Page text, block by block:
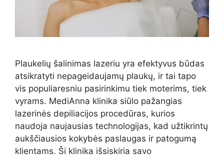
Plaukelių šalinimas lazeriu yra efektyvus būdas
atsikratyti nepageidaujamų plaukų, ir tai tapo
vis populiaresniu pasirinkimu tiek moterims, tiek
vyrams. MediAnna klinika siūlo pažangias
lazerinės depiliacijos procedūras, kurios
naudoja naujausias technologijas, kad užtikrintų
aukščiausios kokybės paslaugas ir patogumą
klientams. Ši klinika išsiskiria savo